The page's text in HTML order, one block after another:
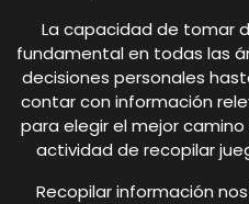
La capacidad de tomar
fundamental en todas las
decisiones personales
contar con información
para elegir el mejor
actividad de recopilar
Recopilar información